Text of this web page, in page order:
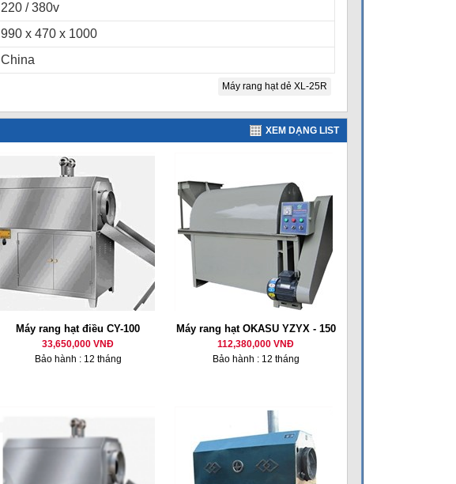
220 / 380v
990 x 470 x 1000
China
Máy rang hạt dẻ XL-25R
XEM DẠNG LIST
Máy rang hạt điều CY-100
33,650,000 VNĐ
Bảo hành : 12 tháng
Máy rang hạt OKASU YZYX - 150
112,380,000 VNĐ
Bảo hành : 12 tháng